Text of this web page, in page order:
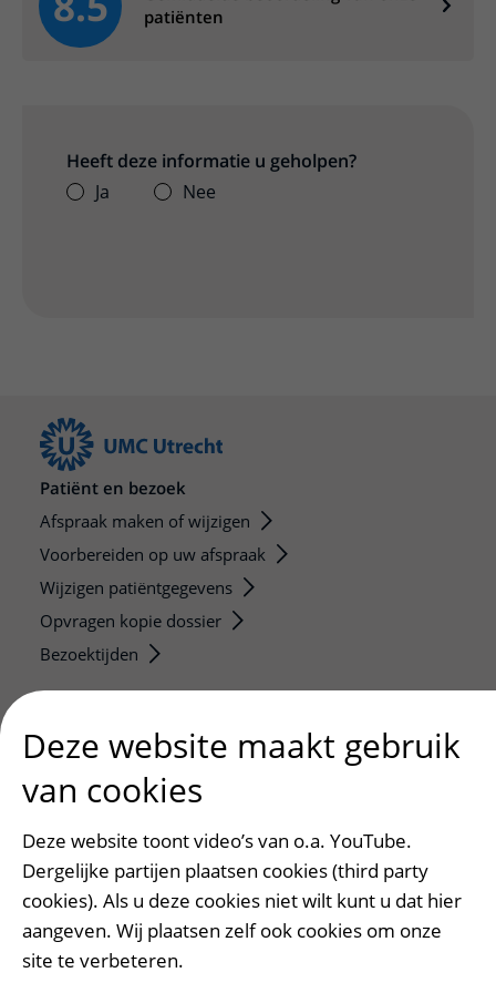
patiënten
Heeft deze informatie u geholpen?
Ja
Nee
Patiënt en bezoek
Afspraak maken of wijzigen
Voorbereiden op uw afspraak
Wijzigen patiëntgegevens
Opvragen kopie dossier
Bezoektijden
Onze opleidingen
De Nieuwe Utrechtse School
Stage en opleidingsplaatsen
Research
Strategic programs
Research groups
Researchers
Deze website maakt gebruik
van cookies
Deze website toont video’s van o.a. YouTube.
Dergelijke partijen plaatsen cookies (third party
cookies). Als u deze cookies niet wilt kunt u dat hier
aangeven. Wij plaatsen zelf ook cookies om onze
site te verbeteren.